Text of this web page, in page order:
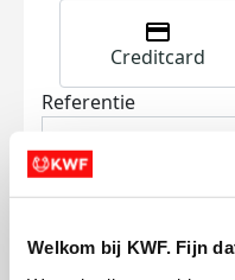
Welkom bij KWF. Fijn
Creditcard
Referentie